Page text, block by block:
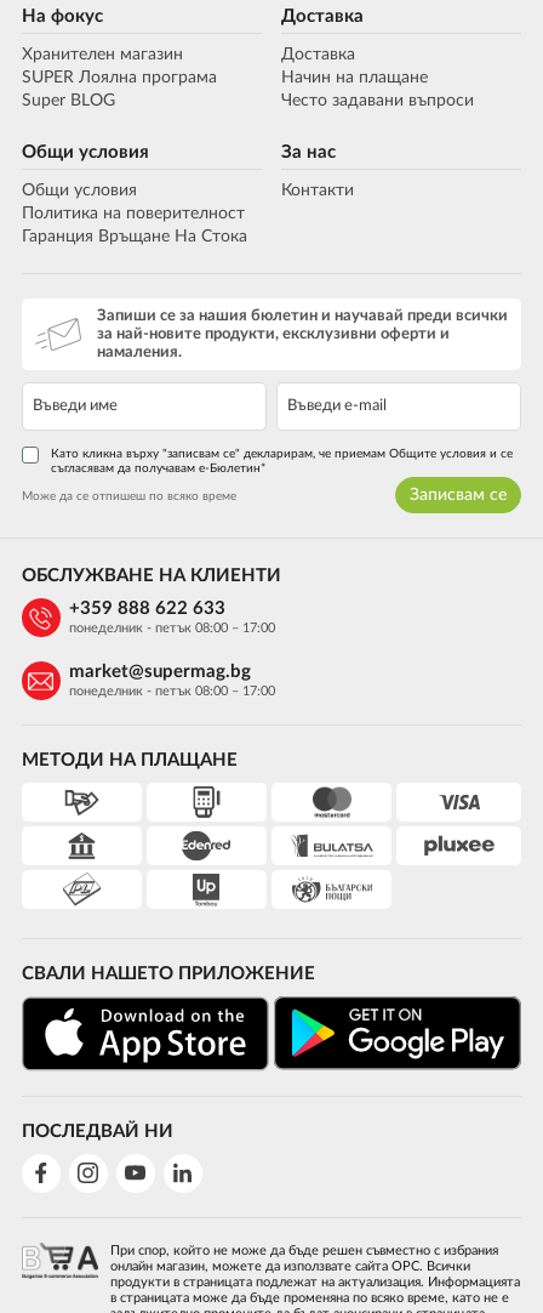
На фокус
Хранителен магазин
SUPER Лоялна програма
Super BLOG
Доставка
Доставка
Начин на плащане
Често задавани въпроси
Общи условия
Общи условия
Политика на поверителност
Гаранция Връщане На Стока
За нас
Контакти
Запиши се за нашия бюлетин и научавай преди всички
за най-новите продукти, ексклузивни оферти и
намаления.
Като кликна върху "записвам се" декларирам, че приемам Общите условия и се
съгласявам да получавам е-Бюлетин*
Може да се отпишеш по всяко време Записвам се
МЕТОДИ НА ПЛАЩАНЕ
СВАЛИ НАШЕТО ПРИЛОЖЕНИЕ
ПОСЛЕДВАЙ НИ
ОБСЛУЖВАНЕ НА КЛИЕНТИ
+359 888 622 633
понеделник - петък 08:00 – 17:00
market@supermag.bg
понеделник - петък 08:00 – 17:00
При спор, който не може да бъде решен съвместно с избрания
онлайн магазин, можете да използвате сайта ОРС. Всички
продукти в страницата подлежат на актуализация. Информацията
в страницата може да бъде променяна по всяко време, като не е